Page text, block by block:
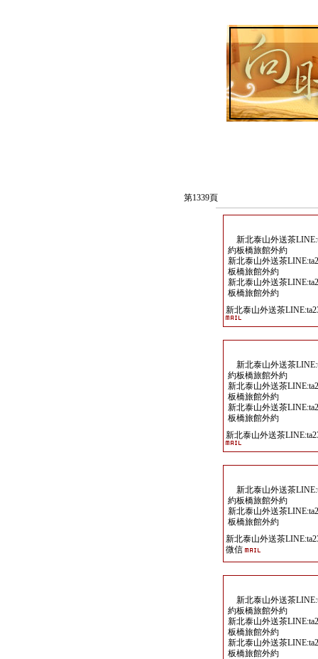
第1339頁
新北泰山外送茶
約板橋旅館外約
新北泰山外送茶
板橋旅館外約
新北泰山外送茶
板橋旅館外約
新北泰山外送茶
新北泰山外送茶
約板橋旅館外約
新北泰山外送茶
板橋旅館外約
新北泰山外送茶
板橋旅館外約
新北泰山外送茶
新北泰山外送茶
約板橋旅館外約
新北泰山外送茶
板橋旅館外約
新北泰山外送茶
微信
新北泰山外送茶
約板橋旅館外約
新北泰山外送茶
板橋旅館外約
新北泰山外送茶
板橋旅館外約